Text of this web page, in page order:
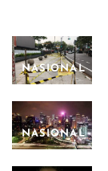
NASIONAL
NASIONAL